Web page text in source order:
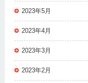
2023年5月
2023年4月
2023年3月
2023年2月